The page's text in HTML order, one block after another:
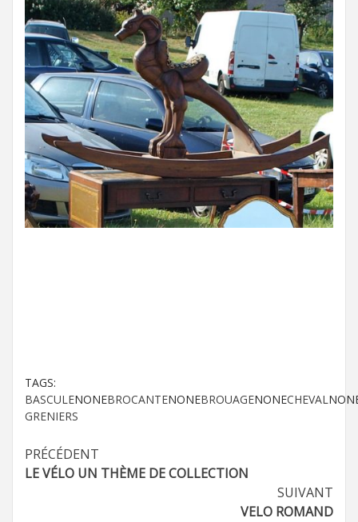
TAGS:
BASCULENONEBROCANTENONEBROUAGENONECHEVAL
GRENIERS
Navigation
PRÉCÉDENT
LE VÉLO UN THÈME DE COLLECTION
SUIVANT
VELO ROMAND